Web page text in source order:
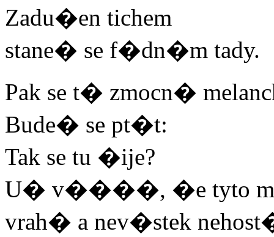
Zadu�en tichem
stane� se f�dn�m tady.
Pak se t� zmocn�
Bude� se pt�t:
Tak se tu �ije?
U� v����, �e tyto
vrah� a nev�stek